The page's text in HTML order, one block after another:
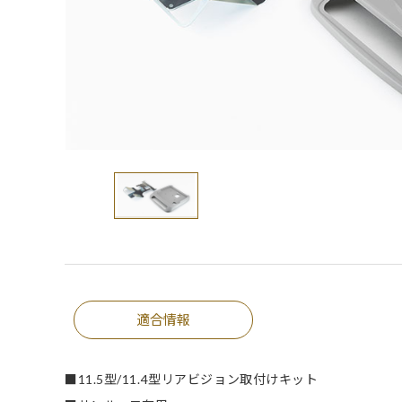
適合情報
■11.5型/11.4型リアビジョン取付けキット